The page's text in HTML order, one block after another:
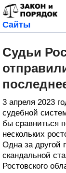
Сайты
Судьи
3 апреля 2023
судебной
бы сравниться
нескольких
Одна за другой
скандальной
Ростовского